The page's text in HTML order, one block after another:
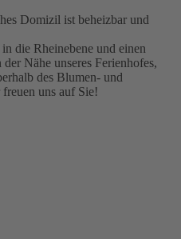
Domizil ist beheizbar und
die Rheinebene und einen
Nähe unseres Ferienhofes,
des Blumen- und
uns auf Sie!